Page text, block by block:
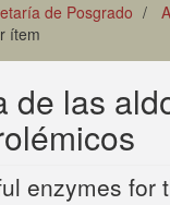
de Posgrado
ítem
de las
enzymes for